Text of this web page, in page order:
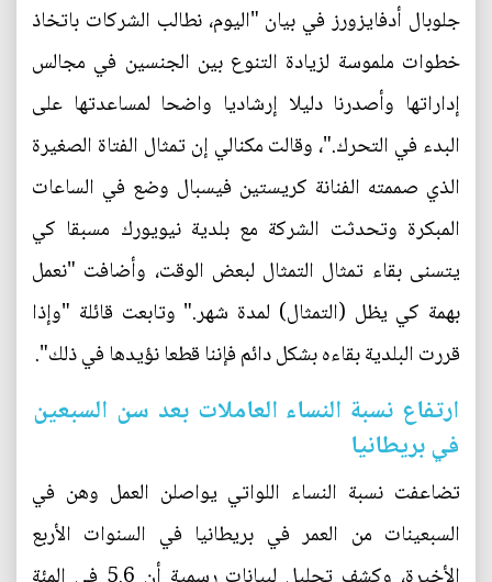
جلوبال أدفايزورز في بيان "اليوم، نطالب الشركات باتخاذ
خطوات ملموسة لزيادة التنوع بين الجنسين في مجالس
إداراتها وأصدرنا دليلا إرشاديا واضحا لمساعدتها على
البدء في التحرك."، وقالت مكنالي إن تمثال الفتاة الصغيرة
الذي صممته الفنانة كريستين فيسبال وضع في الساعات
المبكرة وتحدثت الشركة مع بلدية نيويورك مسبقا كي
يتسنى بقاء تمثال التمثال لبعض الوقت، وأضافت "نعمل
بهمة كي يظل (التمثال) لمدة شهر." وتابعت قائلة "وإذا
قررت البلدية بقاءه بشكل دائم فإننا قطعا نؤيدها في ذلك".
ارتفاع نسبة النساء العاملات بعد سن السبعين
في بريطانيا
تضاعفت نسبة النساء اللواتي يواصلن العمل وهن في
السبعينات من العمر في بريطانيا في السنوات الأربع